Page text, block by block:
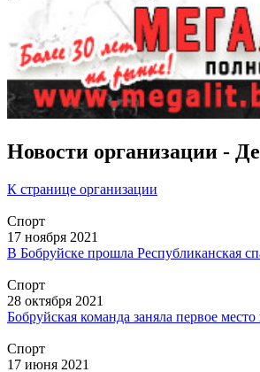
Новости организации -
К странице организации
Спорт
17 ноября 2021
В Бобруйске прошла Республиканская
Спорт
28 октября 2021
Бобруйская команда заняла первое
Спорт
17 июня 2021